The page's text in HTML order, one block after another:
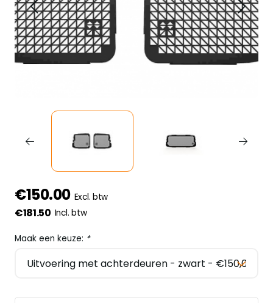
€150.00 Excl. btw
€181.50 Incl. btw
Maak een keuze: *